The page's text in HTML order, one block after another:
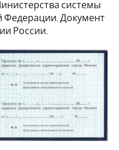
системы
Федерации. Документ
России.